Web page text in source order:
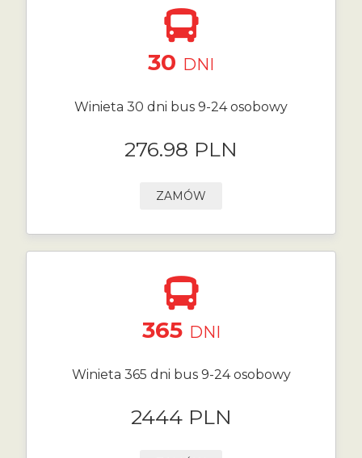
30 DNI
Winieta 30 dni bus 9-24 osobowy
276.98 PLN
ZAMÓW
365 DNI
Winieta 365 dni bus 9-24 osobowy
2444 PLN